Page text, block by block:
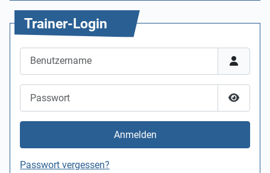
Trainer-Login
Anmelden
Passwort vergessen?